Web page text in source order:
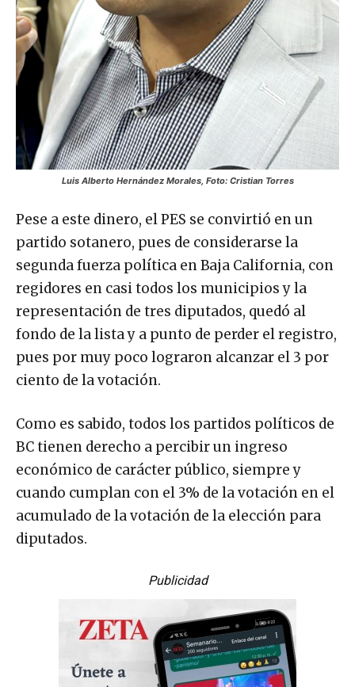
Luis Alberto Hernández Morales, Foto: Cristian Torres
Pese a este dinero, el PES se convirtió en un
partido sotanero, pues de considerarse la
segunda fuerza política en Baja California, con
regidores en casi todos los municipios y la
representación de tres diputados, quedó al
fondo de la lista y a punto de perder el registro,
pues por muy poco lograron alcanzar el 3 por
ciento de la votación.
Como es sabido, todos los partidos políticos de
BC tienen derecho a percibir un ingreso
económico de carácter público, siempre y
cuando cumplan con el 3% de la votación en el
acumulado de la votación de la elección para
diputados.
Publicidad